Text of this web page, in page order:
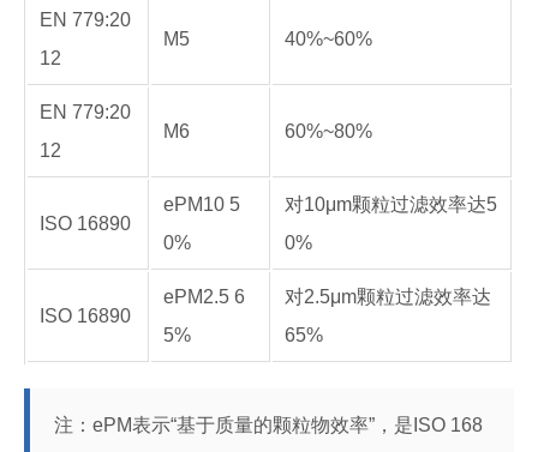
EN 779:20
12
M5 40%~60%
EN 779:20
12
M6 60%~80%
ISO 16890
ePM10 5
0%
对10μm颗粒过滤效率达5
0%
ISO 16890
ePM2.5 6
5%
对2.5μm颗粒过滤效率达
65%
注：ePM表示“基于质量的颗粒物效率”，是ISO 168